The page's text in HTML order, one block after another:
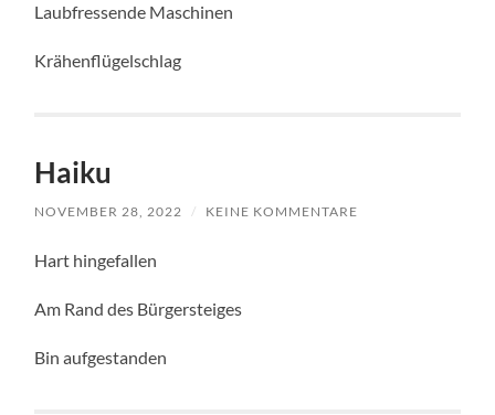
Laubfressende Maschinen
Krähenflügelschlag
Haiku
NOVEMBER 28, 2022 / KEINE KOMMENTARE
Hart hingefallen
Am Rand des Bürgersteiges
Bin aufgestanden